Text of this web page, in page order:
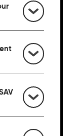
à jour
et SAV